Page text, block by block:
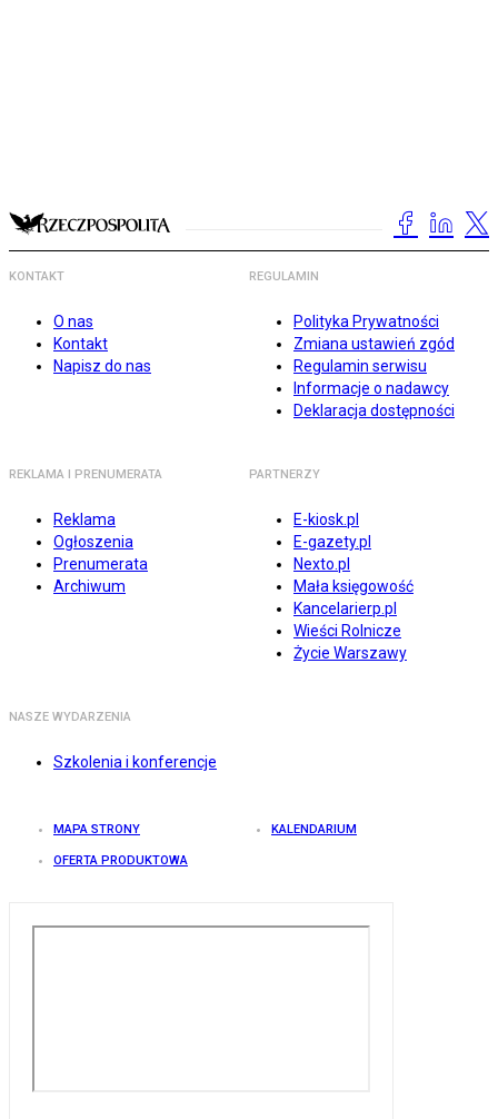
KONTAKT
O nas
Kontakt
Napisz do nas
REGULAMIN
Polityka Prywatności
Zmiana ustawień zgód
Regulamin serwisu
Informacje o nadawcy
Deklaracja dostępności
REKLAMA I PRENUMERATA
Reklama
Ogłoszenia
Prenumerata
Archiwum
PARTNERZY
E-kiosk.pl
E-gazety.pl
Nexto.pl
Mała księgowość
Kancelarierp.pl
Wieści Rolnicze
Życie Warszawy
NASZE WYDARZENIA
Szkolenia i konferencje
MAPA STRONY KALENDARIUM
OFERTA PRODUKTOWA